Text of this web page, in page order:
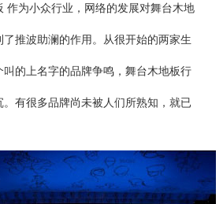
作为小众行业，网络的发展对舞台木地
推波助澜的作用。从很开始的两家生
叫的上名字的品牌争鸣，舞台木地板行
有很多品牌尚未被人们所熟知，就已